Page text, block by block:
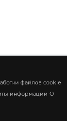
файлов cookie
информации О